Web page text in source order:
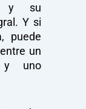
y su
Y si
puede
un
y uno